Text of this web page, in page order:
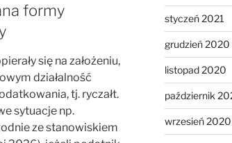
formy
się na założeniu,
działalność
tj. ryczałt.
sytuacje np.
ze stanowiskiem
styczeń 2021
grudzień 2020
listopad 2020
październik
wrzesień 2020